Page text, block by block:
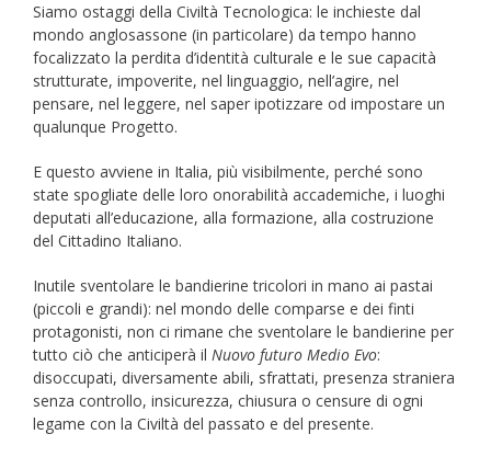
Siamo ostaggi della Civiltà Tecnologica: le inchieste dal
mondo anglosassone (in particolare) da tempo hanno
focalizzato la perdita d’identità culturale e le sue capacità
strutturate, impoverite, nel linguaggio, nell’agire, nel
pensare, nel leggere, nel saper ipotizzare od impostare un
qualunque Progetto.
E questo avviene in Italia, più visibilmente, perché sono
state spogliate delle loro onorabilità accademiche, i luoghi
deputati all’educazione, alla formazione, alla costruzione
del Cittadino Italiano.
Inutile sventolare le bandierine tricolori in mano ai pastai
(piccoli e grandi): nel mondo delle comparse e dei finti
protagonisti, non ci rimane che sventolare le bandierine per
tutto ciò che anticiperà il Nuovo futuro Medio Evo:
disoccupati, diversamente abili, sfrattati, presenza straniera
senza controllo, insicurezza, chiusura o censure di ogni
legame con la Civiltà del passato e del presente.